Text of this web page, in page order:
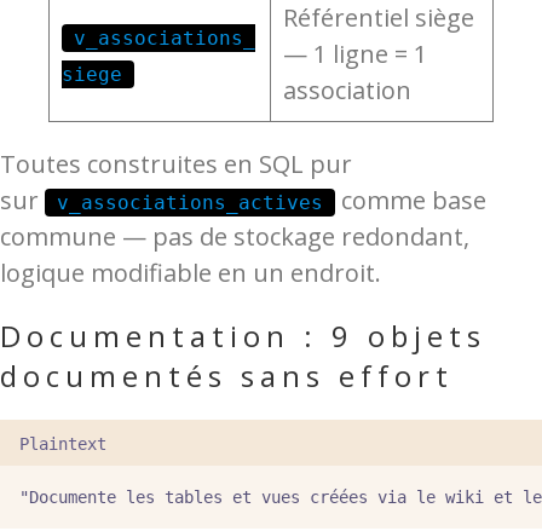
v_associations_
siege
Référentiel siège
— 1 ligne = 1
association
Toutes construites en SQL pur
sur
v_associations_actives
comme base
commune — pas de stockage redondant,
logique modifiable en un endroit.
Documentation : 9 objets
documentés sans effort
Plaintext
"Documente les tables et vues créées via le wiki et